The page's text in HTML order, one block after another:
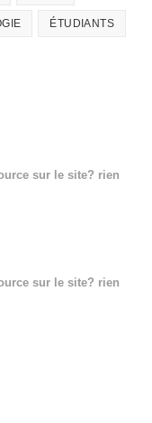
ÉTUDIANTS
sur le site? rien
sur le site? rien